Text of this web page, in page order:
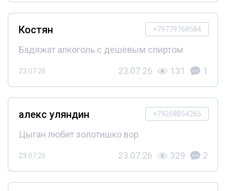
+79779768584
Костян
Бадяжат алкоголь с дешёвым спиртом
23.07.26 23.07.26 131 1
+79268854265
алекс уляндин
Цыган любит золотишко вор
23.07.26 23.07.26 329 2